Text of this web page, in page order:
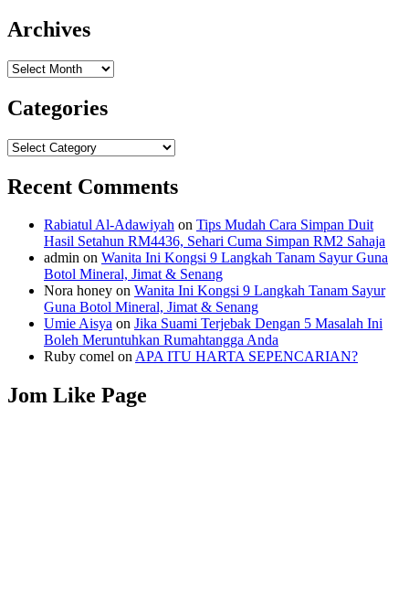
Archives
Archives
Categories
Categories
Recent Comments
Rabiatul Al-Adawiyah on Tips Mudah Cara Simpan Duit
Hasil Setahun RM4436, Sehari Cuma Simpan RM2 Sahaja
admin on Wanita Ini Kongsi 9 Langkah Tanam Sayur Guna
Botol Mineral, Jimat & Senang
Nora honey on Wanita Ini Kongsi 9 Langkah Tanam Sayur
Guna Botol Mineral, Jimat & Senang
Umie Aisya on Jika Suami Terjebak Dengan 5 Masalah Ini
Boleh Meruntuhkan Rumahtangga Anda
Ruby comel onAPA ITU HARTA SEPENCARIAN?
Jom Like Page